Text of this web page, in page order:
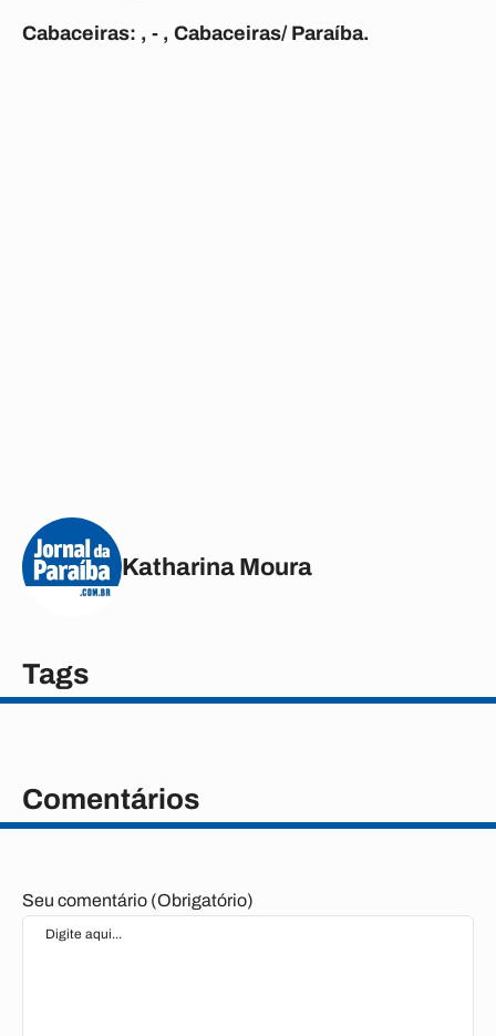
Cabaceiras: , - , Cabaceiras/ Paraíba.
Katharina Moura
Tags
Comentários
Seu comentário (Obrigatório)